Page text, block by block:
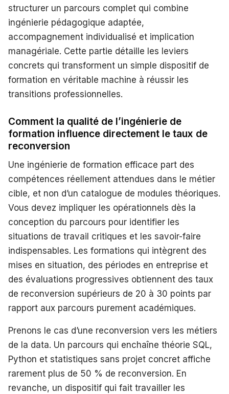
structurer un parcours complet qui combine
ingénierie pédagogique adaptée,
accompagnement individualisé et implication
managériale. Cette partie détaille les leviers
concrets qui transforment un simple dispositif de
formation en véritable machine à réussir les
transitions professionnelles.
Comment la qualité de l’ingénierie de
formation influence directement le taux de
reconversion
Une ingénierie de formation efficace part des
compétences réellement attendues dans le métier
cible, et non d’un catalogue de modules théoriques.
Vous devez impliquer les opérationnels dès la
conception du parcours pour identifier les
situations de travail critiques et les savoir-faire
indispensables. Les formations qui intègrent des
mises en situation, des périodes en entreprise et
des évaluations progressives obtiennent des taux
de reconversion supérieurs de 20 à 30 points par
rapport aux parcours purement académiques.
Prenons le cas d’une reconversion vers les métiers
de la data. Un parcours qui enchaîne théorie SQL,
Python et statistiques sans projet concret affiche
rarement plus de 50 % de reconversion. En
revanche, un dispositif qui fait travailler les